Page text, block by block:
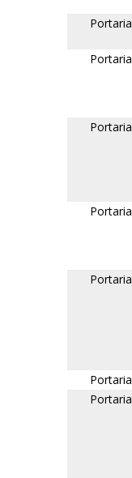
Portaria
Portaria
Portaria
Portaria
Portaria
Portaria
Portaria